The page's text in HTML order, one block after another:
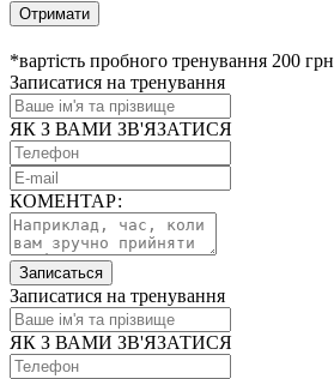
Отримати
*вартість пробного тренування 200 грн
Записатися на тренування
ЯК З ВАМИ ЗВ'ЯЗАТИСЯ
КОМЕНТАР:
Записаться
Записатися на тренування
ЯК З ВАМИ ЗВ'ЯЗАТИСЯ